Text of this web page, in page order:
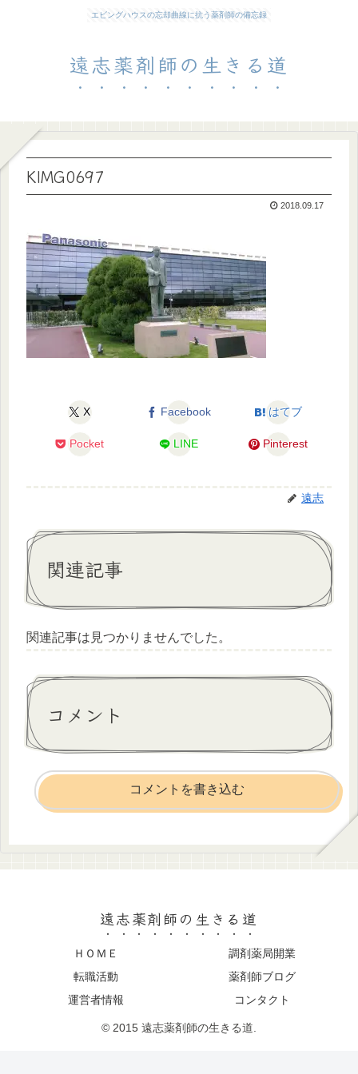
エビングハウスの忘却曲線に抗う薬剤師の備忘録
遠志薬剤師の生きる道
KIMG0697
2018.09.17
X Facebook はてブ
Pocket LINE Pinterest
遠志
関連記事
関連記事は見つかりませんでした。
コメント
コメントを書き込む
遠志薬剤師の生きる道
ＨＯＭＥ
調剤薬局開業
転職活動
薬剤師ブログ
運営者情報
コンタクト
© 2015 遠志薬剤師の生きる道.